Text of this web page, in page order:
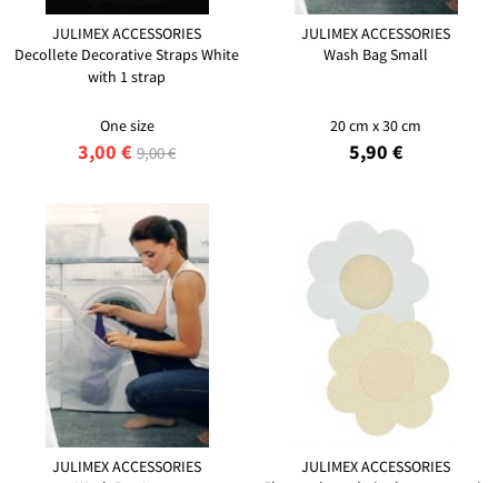
JULIMEX ACCESSORIES
Decollete Decorative Straps White
with 1 strap
One size
3,00 € 9,00 €
JULIMEX ACCESSORIES
Wash Bag Small
20 cm x 30 cm
5,90 €
JULIMEX ACCESSORIES
JULIMEX ACCESSORIES